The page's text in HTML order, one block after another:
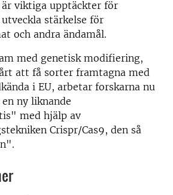
viktiga upptäckter för
stärkelse för
och andra ändamål.
med genetisk modifiering,
att få sorter framtagna med
i EU, arbetar forskarna nu
ny liknande
med hjälp av
Crispr/Cas9, den så